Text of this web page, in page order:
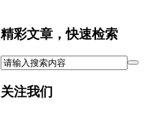
精彩文章，快速检索
关注我们